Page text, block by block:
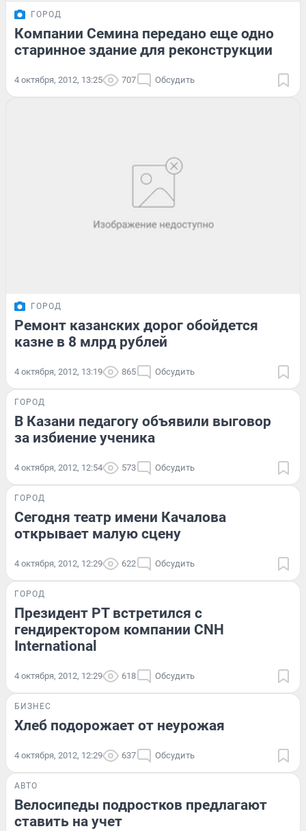
ГОРОД
Компании Семина передано еще одно
старинное здание для реконструкции
4 октября, 2012, 13:25 707 Обсудить
ГОРОД
Ремонт казанских дорог обойдется
казне в 8 млрд рублей
4 октября, 2012, 13:19 865 Обсудить
ГОРОД
В Казани педагогу объявили выговор
за избиение ученика
4 октября, 2012, 12:54 573 Обсудить
ГОРОД
Сегодня театр имени Качалова
открывает малую сцену
4 октября, 2012, 12:29 622 Обсудить
ГОРОД
Президент РТ встретился с
гендиректором компании CNH
International
4 октября, 2012, 12:29 618 Обсудить
БИЗНЕС
Хлеб подорожает от неурожая
4 октября, 2012, 12:29 637 Обсудить
АВТО
Велосипеды подростков предлагают
ставить на учет